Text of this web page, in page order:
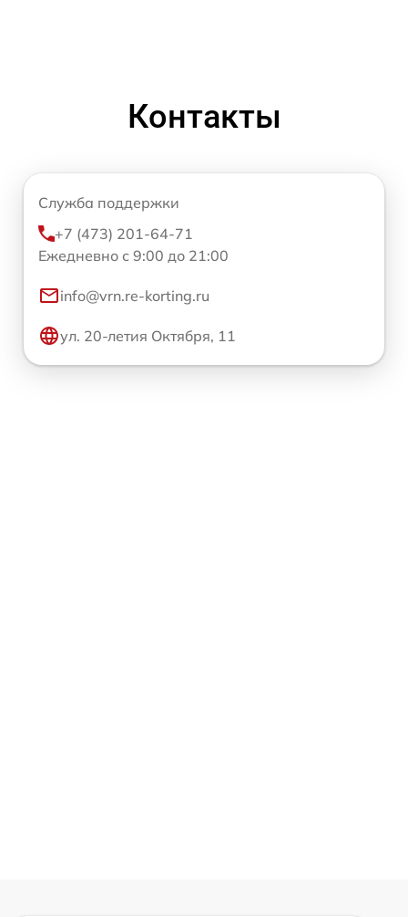
Контакты
Служба поддержки
+7 (473) 201-64-71
Ежедневно с 9:00 до 21:00
info@vrn.re-korting.ru
ул. 20-летия Октября, 11